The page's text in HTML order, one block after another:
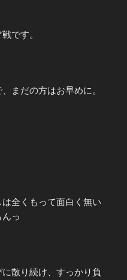
です。
まだの方はお早めに。
全くもって面白く無い
っ
散り続け、すっかり負